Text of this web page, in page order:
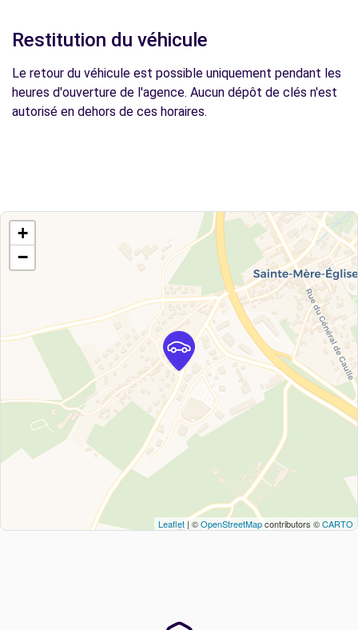
Restitution du véhicule
Le retour du véhicule est possible uniquement pendant les
heures d'ouverture de l'agence. Aucun dépôt de clés n'est
autorisé en dehors de ces horaires.
+
−
Leaflet | ©OpenStreetMapcontributors ©CARTO